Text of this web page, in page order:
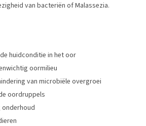
van bacteriën of Malassezia.
huidconditie in het oor
oormilieu
van microbiële overgroei
oordruppels